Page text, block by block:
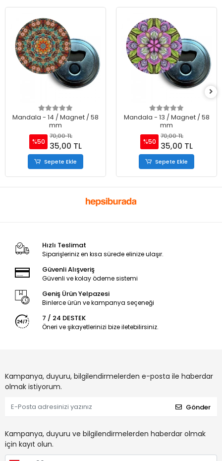
Mandala - 14 / Magnet / 58
mm
%50
70,00 TL
35,00 TL
Sepete Ekle
Mandala - 13 / Magnet / 58
mm
%50
70,00 TL
35,00 TL
Sepete Ekle
Hızlı Teslimat
Siparişleriniz en kısa sürede elinize ulaşır.
Güvenli Alışveriş
Güvenli ve kolay ödeme sistemi
Geniş Ürün Yelpazesi
Binlerce ürün ve kampanya seçeneği
7 / 24 DESTEK
Öneri ve şikayetlerinizi bize iletebilirsiniz.
Kampanya, duyuru, bilgilendirmelerden e-posta ile haberdar
olmak istiyorum.
Gönder
Kampanya, duyuru ve bilgilendirmelerden haberdar olmak
için kayıt olun.